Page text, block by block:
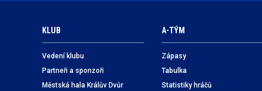
KLUB
Vedení klubu
Partneři a sponzoři
Městská hala Králův Dvůr
A-TÝM
Zápasy
Tabulka
Statistiky hráčů